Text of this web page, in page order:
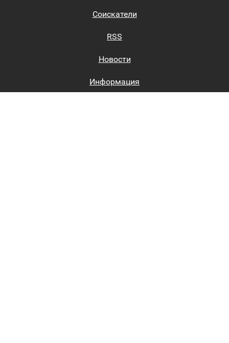
Соискатели
RSS
Новости
Информация